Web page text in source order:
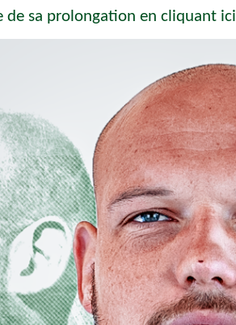
de sa prolongation en cliquant ici